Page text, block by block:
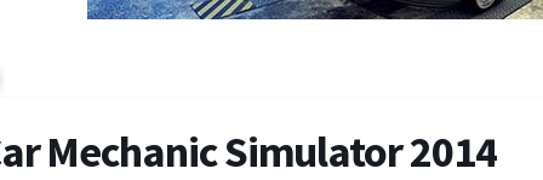
Mechanic Simulator 2014